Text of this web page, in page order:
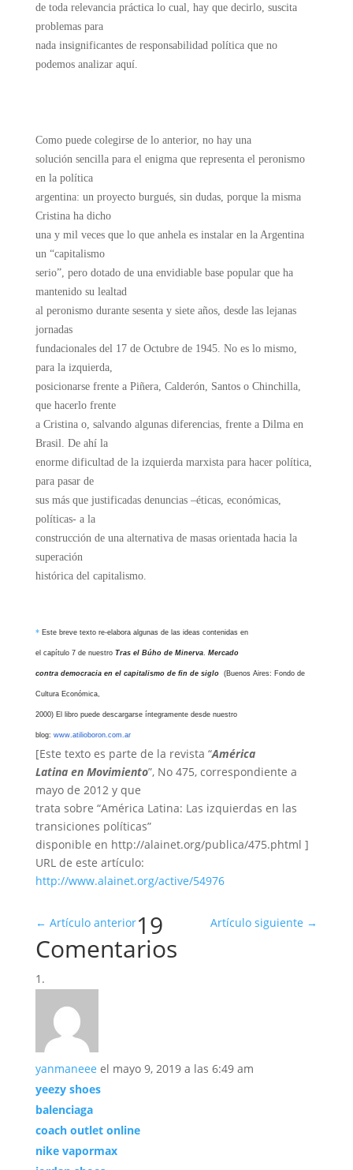
de toda relevancia práctica lo cual, hay que decirlo, suscita
problemas para
nada insignificantes de responsabilidad política que no
podemos analizar aquí.
Como puede colegirse de lo anterior, no hay una
solución sencilla para el enigma que representa el peronismo
en la política
argentina: un proyecto burgués, sin dudas, porque la misma
Cristina ha dicho
una y mil veces que lo que anhela es instalar en la Argentina
un “capitalismo
serio”, pero dotado de una envidiable base popular que ha
mantenido su lealtad
al peronismo durante sesenta y siete años, desde las lejanas
jornadas
fundacionales del 17 de Octubre de 1945. No es lo mismo,
para la izquierda,
posicionarse frente a Piñera, Calderón, Santos o Chinchilla,
que hacerlo frente
a Cristina o, salvando algunas diferencias, frente a Dilma en
Brasil. De ahí la
enorme dificultad de la izquierda marxista para hacer política,
para pasar de
sus más que justificadas denuncias –éticas, económicas,
políticas- a la
construcción de una alternativa de masas orientada hacia la
superación
histórica del capitalismo.
* Este breve texto re-elabora algunas de las ideas contenidas en
el capítulo 7 de nuestro Tras el Búho de Minerva. Mercado
contra democracia en el capitalismo de fin de siglo(Buenos Aires: Fondo de
Cultura Económica,
2000) El libro puede descargarse íntegramente desde nuestro
blog: www.atilioboron.com.ar
[Este texto es parte de la revista “América
Latina en Movimiento”, No 475, correspondiente a
mayo de 2012 y que
trata sobre “América Latina: Las izquierdas en las
transiciones políticas”
disponible en http://alainet.org/publica/475.phtml ]
URL de este artículo:
http://www.alainet.org/active/54976
← Artículo anterior Artículo siguiente →
19
Comentarios
yanmaneee el mayo 9, 2019 a las 6:49 am
yeezy shoes
balenciaga
coach outlet online
nike vapormax